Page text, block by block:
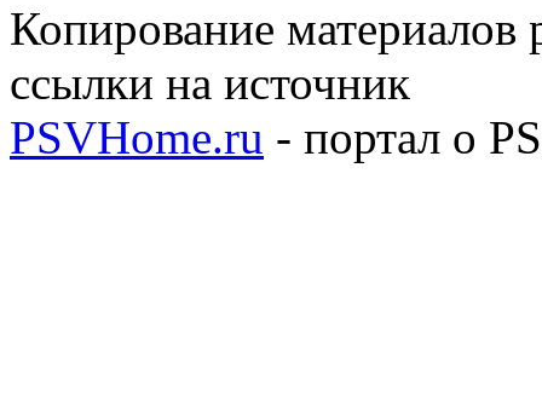
Копирование материалов
ссылки на источник
PSVHome.ru - портал о